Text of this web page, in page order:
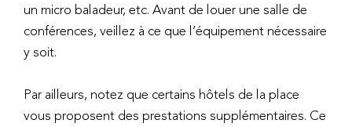
un micro baladeur, etc. Avant de louer une salle de
conférences, veillez à ce que l’équipement nécessaire
y soit.
Par ailleurs, notez que certains hôtels de la place
vous proposent des prestations supplémentaires. Ce